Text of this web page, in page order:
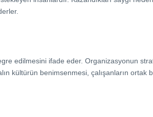
edilmesini ifade eder. Organizasyonun
kültürün benimsenmesi, çalışanların ortak